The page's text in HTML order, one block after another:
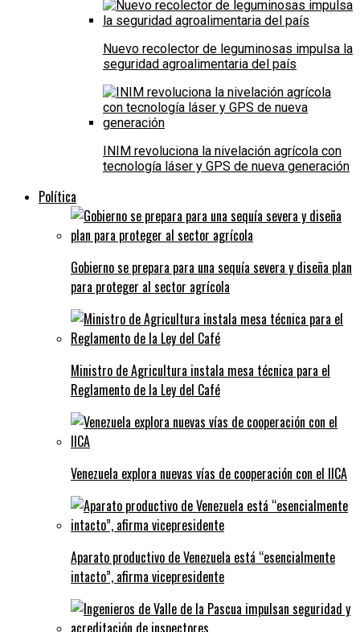
Nuevo recolector de leguminosas impulsa la
seguridad agroalimentaria del país
INIM revoluciona la nivelación agrícola con
tecnología láser y GPS de nueva generación
Política
Gobierno se prepara para una sequía severa y diseña plan
para proteger al sector agrícola
Ministro de Agricultura instala mesa técnica para el
Reglamento de la Ley del Café
Venezuela explora nuevas vías de cooperación con el IICA
Aparato productivo de Venezuela está “esencialmente
intacto”, afirma vicepresidente